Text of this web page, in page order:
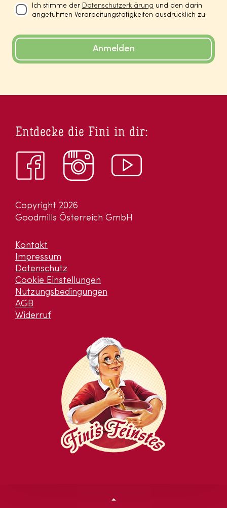
Ich stimme der Datenschutzerklärung und den darin
angeführten Verarbeitungstätigkeiten ausdrücklich zu.
Anmelden
Copyright 2026
Goodmills Österreich GmbH
Kontakt
Impressum
Datenschutz
Cookie Einstellungen
Nutzungsbedingungen
AGB
Widerruf
Entdecke die Fini in dir: